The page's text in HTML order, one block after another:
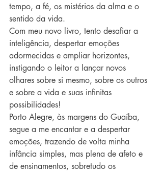
tempo, a fé, os mistérios da alma e o
sentido da vida.
Com meu novo livro, tento desafiar a
inteligência, despertar emoções
adormecidas e ampliar horizontes,
instigando o leitor a lançar novos
olhares sobre si mesmo, sobre os outros
e sobre a vida e suas infinitas
possibilidades!
Porto Alegre, às margens do Guaíba,
segue a me encantar e a despertar
emoções, trazendo de volta minha
infância simples, mas plena de afeto e
de ensinamentos, sobretudo os